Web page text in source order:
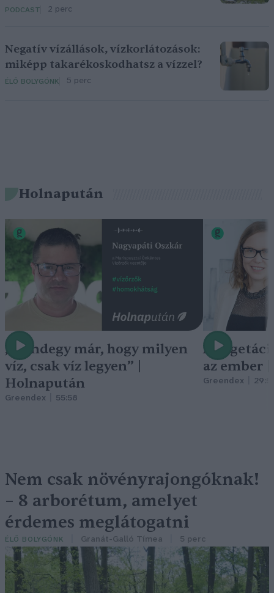
PODCAST 2 perc
Negatív vízállások, vízkorlátozások:
miképp takarékoskodhatsz a vízzel?
ÉLŐ BOLYGÓNK 5 perc
Holnapután
„Mindegy már, hogy milyen
víz, csak víz legyen” |
Holnapután
Greendex 55:58
A
az ember
Greendex
Nem csak növényrajongóknak!
– 8 arborétum, amelyet
érdemes meglátogatni
ÉLŐ BOLYGÓNK Granát-Galló Tímea 5 perc